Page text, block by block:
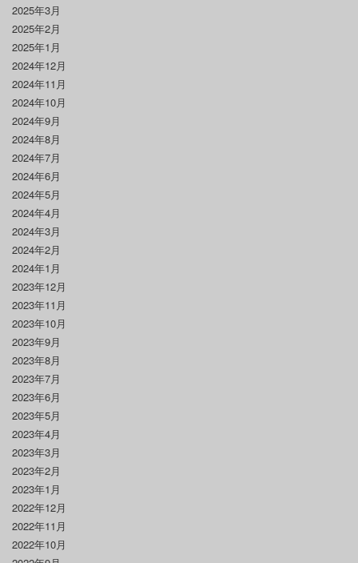
2025年3月
2025年2月
2025年1月
2024年12月
2024年11月
2024年10月
2024年9月
2024年8月
2024年7月
2024年6月
2024年5月
2024年4月
2024年3月
2024年2月
2024年1月
2023年12月
2023年11月
2023年10月
2023年9月
2023年8月
2023年7月
2023年6月
2023年5月
2023年4月
2023年3月
2023年2月
2023年1月
2022年12月
2022年11月
2022年10月